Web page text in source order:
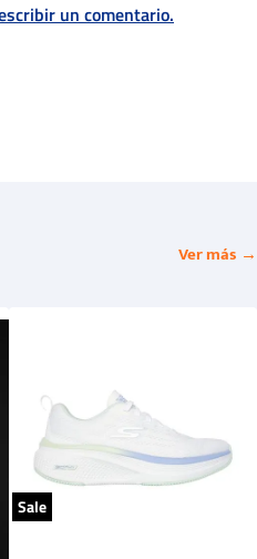
un comentario.
Ver más →
Sale